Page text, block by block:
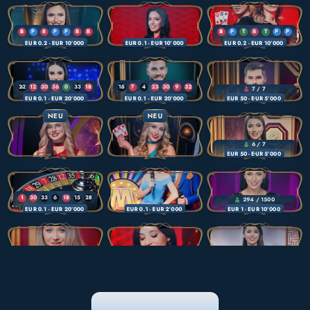
6 4 2 1
EUR 0.2 - EUR 10’000
B P B P P B B
P P B B P
T P B P B B
EUR 0.1 - EUR 10’000 EUR 0.2 - EUR 10’000
B P T B T P P
B B P P P
P P B
EUR 0.1 - EUR 20’000
22 12 30 36 0 33 18
35 5 19 34 6 22
30 31 27 1 19
EUR 0.1 - EUR 20’000
15 7 4 23 30 9 32
22 28 11 14 27 33
34 35 29 9 31
EUR 50 - EUR 5’000
7 / 7
NEU NEU
EUR 50 - EUR 5’000
6 / 7
EUR 0.1 - EUR 20’000
1 30 33 6 18 15 28
32 3 12 14 15 16
36 26 4 35 33
EUR 0.1 - EUR 2’000 EUR 1 - EUR 10’000
294 / 1500